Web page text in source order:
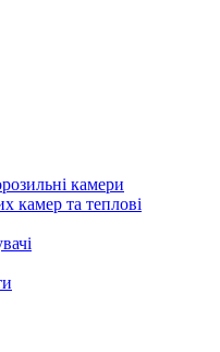
камери
камер та теплові